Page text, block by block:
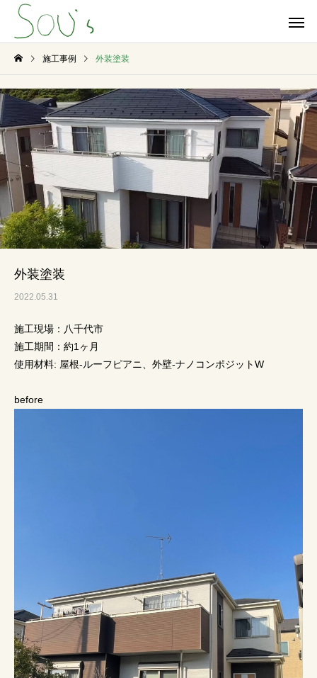
施工事例 外装塗装
外装塗装
2022.05.31
施工現場：八千代市
施工期間：約1ヶ月
使用材料: 屋根-ルーフピアニ、外壁-ナノコンポジットW
before